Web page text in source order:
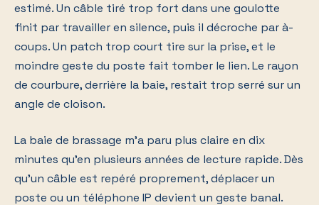
estimé. Un câble tiré trop fort dans une goulotte
finit par travailler en silence, puis il décroche par à-
coups. Un patch trop court tire sur la prise, et le
moindre geste du poste fait tomber le lien. Le rayon
de courbure, derrière la baie, restait trop serré sur un
angle de cloison.
La baie de brassage m'a paru plus claire en dix
minutes qu'en plusieurs années de lecture rapide. Dès
qu'un câble est repéré proprement, déplacer un
poste ou un téléphone IP devient un geste banal.